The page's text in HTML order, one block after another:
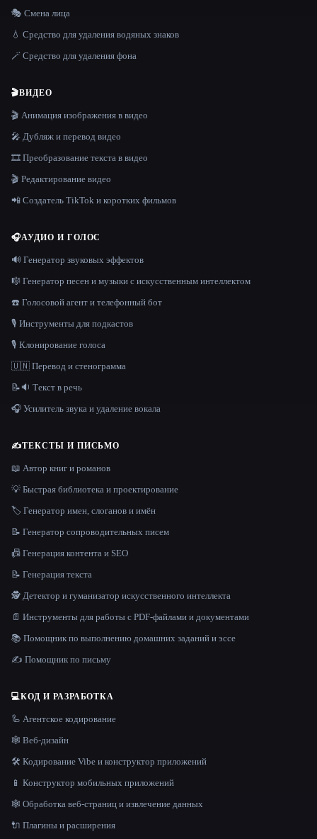
🎭 Смена лица
💧 Средство для удаления водяных знаков
🪄 Средство для удаления фона
🎬ВИДЕО
🎬 Анимация изображения в видео
🎤 Дубляж и перевод видео
🎞️ Преобразование текста в видео
🎬 Редактирование видео
📲 Создатель TikTok и коротких фильмов
🎧АУДИО И ГОЛОС
🔊 Генератор звуковых эффектов
🎼 Генератор песен и музыки с искусственным интеллектом
☎️ Голосовой агент и телефонный бот
🎙️ Инструменты для подкастов
🎙️ Клонирование голоса
🇺🇳 Перевод и стенограмма
📝🔉 Текст в речь
🎧 Усилитель звука и удаление вокала
✍️ТЕКСТЫ И ПИСЬМО
📖 Автор книг и романов
💡 Быстрая библиотека и проектирование
🏷️ Генератор имен, слоганов и имён
📝 Генератор сопроводительных писем
📠 Генерация контента и SEO
📝 Генерация текста
🕵️ Детектор и гуманизатор искусственного интеллекта
📄 Инструменты для работы с PDF-файлами и документами
📚 Помощник по выполнению домашних заданий и эссе
✍️ Помощник по письму
💻КОД И РАЗРАБОТКА
🦾 Агентское кодирование
🕸 Веб-дизайн
🛠️ Кодирование Vibe и конструктор приложений
📱 Конструктор мобильных приложений
🕸️ Обработка веб-страниц и извлечение данных
🔌 Плагины и расширения